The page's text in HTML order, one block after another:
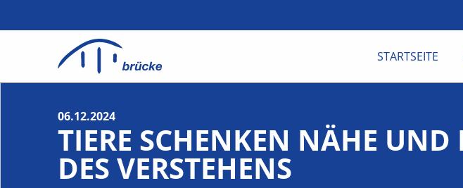
STARTSEITE
06.12.2024
TIERE SCHENKEN NÄHE UND
DES VERSTEHENS